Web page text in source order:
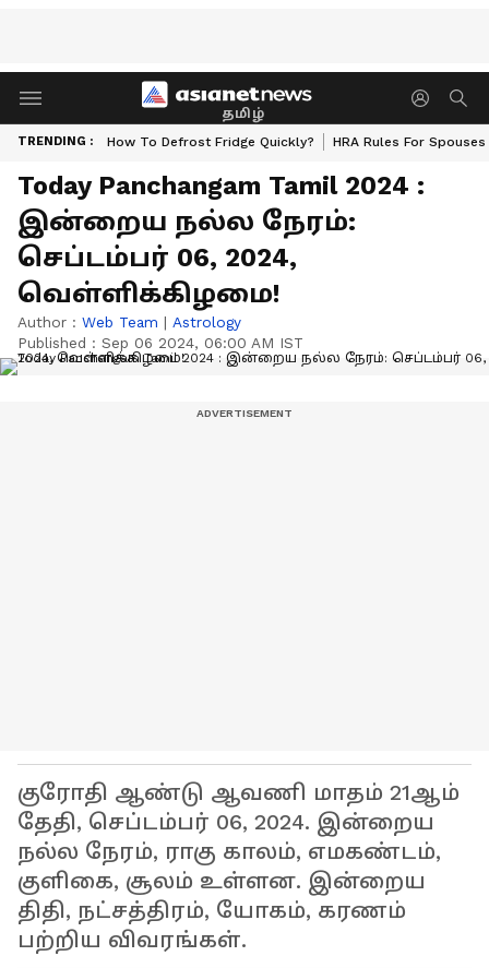
தமிழ்
TRENDING : How To Defrost Fridge Quickly? HRA Rules For Spouses
Today Panchangam Tamil 2024 :
இன்றைய நல்ல நேரம்:
செப்டம்பர் 06, 2024,
வெள்ளிக்கிழமை!
Author : Web Team | Astrology
Published : Sep 06 2024, 06:00 AM IST
குரோதி ஆண்டு ஆவணி மாதம் 21ஆம்
தேதி, செப்டம்பர் 06, 2024. இன்றைய
நல்ல நேரம், ராகு காலம், எமகண்டம்,
குளிகை, சூலம் உள்ளன. இன்றைய
திதி, நட்சத்திரம், யோகம், கரணம்
பற்றிய விவரங்கள்.